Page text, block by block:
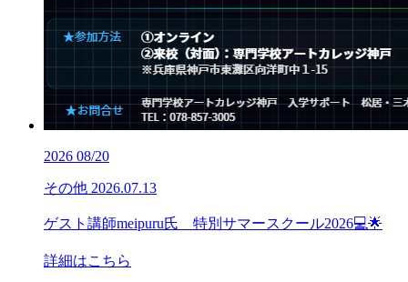
2026 08/20
その他 2026.07.13
ゲスト講師meipuru氏 特別サマースクール2026💻🌟
詳細はこちら